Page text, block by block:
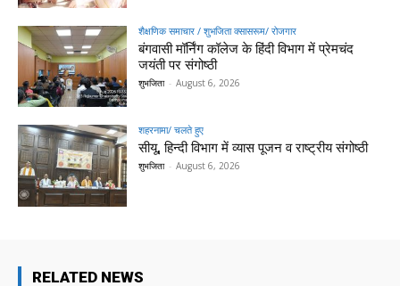
शैक्षणिक समाचार / शुभजिता क्सासरूम/ रोजगार
बंगवासी मॉर्निंग कॉलेज के हिंदी विभाग में प्रेमचंद
जयंती पर संगोष्ठी
शुभजिता - August 6, 2026
शहरनामा/ चलते हुए
सीयू, हिन्दी विभाग में व्यास पूजन व राष्ट्रीय संगोष्ठी
शुभजिता - August 6, 2026
RELATED NEWS